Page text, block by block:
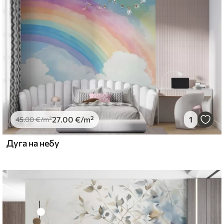
34.00€ /m²
and Stick
49.00€/m²
45.00€/m²27 .00 €/m² 1
Дуга на небу